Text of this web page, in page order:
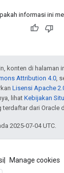
informasi ini
konten di halaman
Attribution 4.0,
Lisensi Apache
lihat Kebijakan
terdaftar dari Oracle
2025-07-04 UTC.
Manage cookies